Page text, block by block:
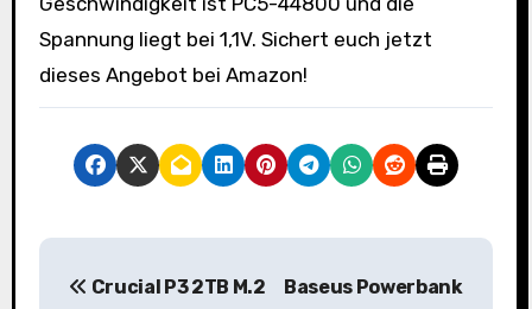
Spannung liegt bei 1,1V. Sichert euch jetzt
dieses Angebot bei Amazon!
B
Crucial P3 2TB M.2
Baseus Powerbank